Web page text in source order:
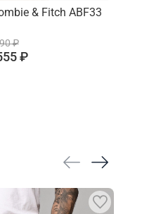
& Fitch ABF33
₽
₽